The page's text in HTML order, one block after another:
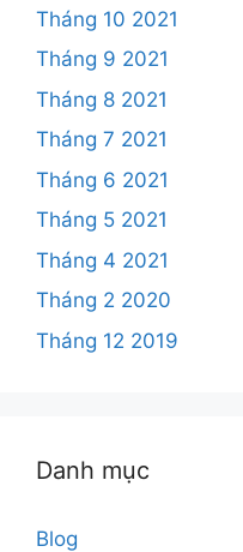
Tháng 10 2021
Tháng 9 2021
Tháng 8 2021
Tháng 7 2021
Tháng 6 2021
Tháng 5 2021
Tháng 4 2021
Tháng 2 2020
Tháng 12 2019
Danh mục
Blog